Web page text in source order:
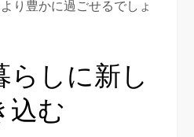
り豊かに過ごせるでしょ
らしに新し
込む